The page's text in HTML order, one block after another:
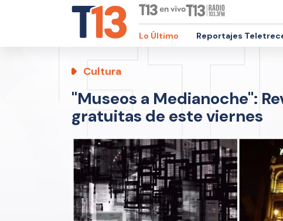
Lo Último Reportajes
Cultura
"Museos a Medianoche":
gratuitas de este viernes